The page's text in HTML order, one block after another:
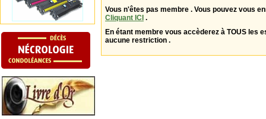
Vous n'êtes pas membre . Vous pouvez vous
Cliquant ICI .
En étant membre vous accèderez à TOUS les
aucune restriction .